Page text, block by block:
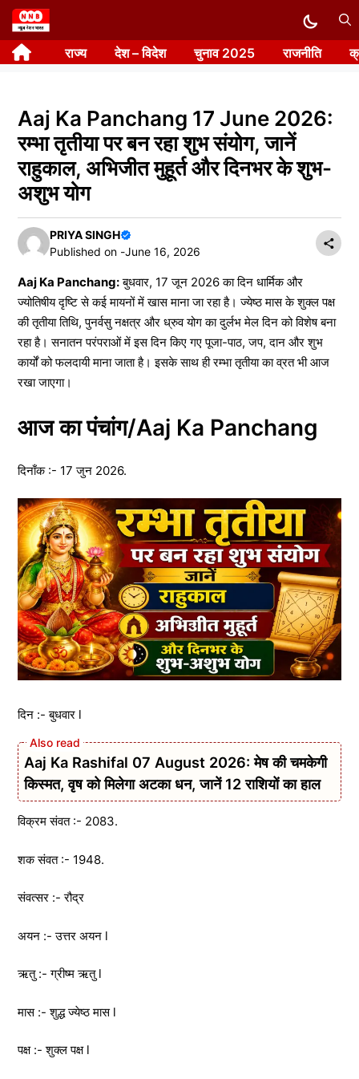
Skip
to
content राज्य देश – विदेश चुनाव 2025 राजनीति
Aaj Ka Panchang 17 June 2026:
रम्भा तृतीया पर बन रहा शुभ संयोग, जानें
राहुकाल, अभिजीत मुहूर्त और दिनभर के शुभ-
अशुभ योग
PRIYA SINGH
Published on -June 16, 2026
Aaj Ka Panchang:बुधवार, 17 जून 2026 का दिन धार्मिक और
ज्योतिषीय दृष्टि से कई मायनों में खास माना जा रहा है। ज्येष्ठ मास के शुक्ल पक्ष
की तृतीया तिथि, पुनर्वसु नक्षत्र और ध्रुव योग का दुर्लभ मेल दिन को विशेष बना
रहा है। सनातन परंपराओं में इस दिन किए गए पूजा-पाठ, जप, दान और शुभ
कार्यों को फलदायी माना जाता है। इसके साथ ही रम्भा तृतीया का व्रत भी आज
रखा जाएगा।
आज का पंचांग/Aaj Ka Panchang
दिनाँक :- 17 जुन 2026.
दिन :- बुधवार l
Aaj Ka Rashifal 07 August 2026: मेष की चमकेगी
किस्मत, वृष को मिलेगा अटका धन, जानें 12 राशियों का हाल
विक्रम संवत :- 2083.
शक संवत :- 1948.
संवत्सर :- रौद्र
अयन :- उत्तर अयन l
ऋतु :- ग्रीष्म ऋतु l
मास :- शुद्ध ज्येष्ठ मास l
पक्ष :- शुक्ल पक्ष l